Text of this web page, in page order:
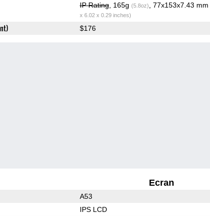
IP Rating, 165g (5.8oz) , 77x153x7.43 mm
x 6.02 x 0.29 inches)
$176
Ecran
A53
IPS LCD